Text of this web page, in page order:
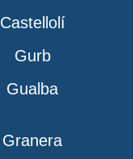
Castellolí
Gurb
Gualba
Granera